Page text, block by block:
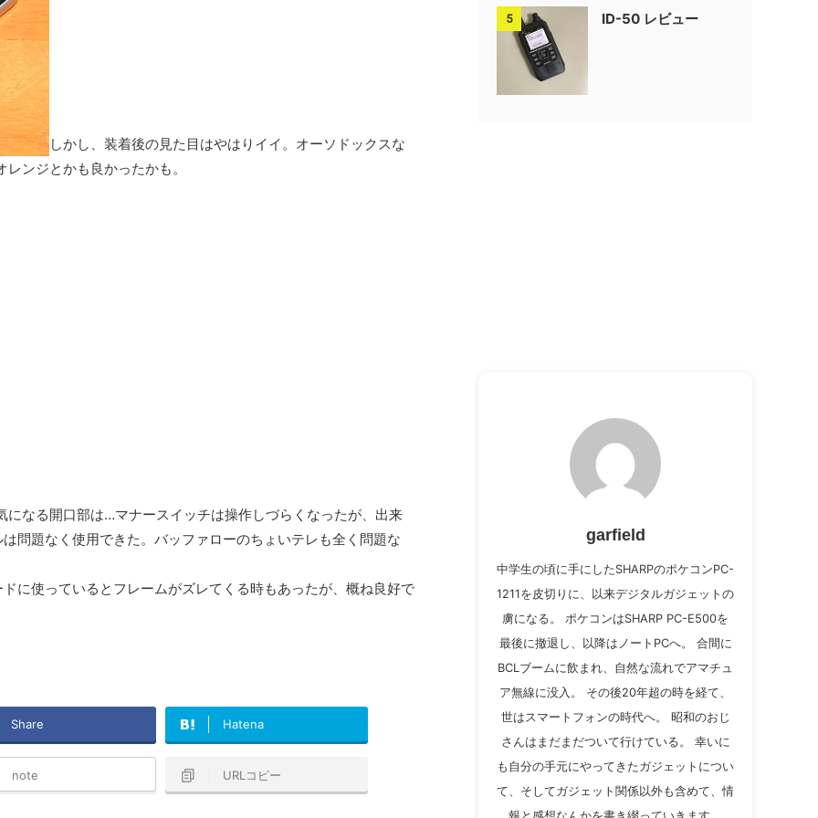
しかし、装着後の見た目はやはりイイ。オーソドックスな
ンジとかも良かったかも。
になる開口部は…マナースイッチは操作しづらくなったが、出来
問題なく使用できた。バッファローのちょいテレも全く問題な
に使っているとフレームがズレてくる時もあったが、概ね良好で
Share Hatena
note URLコピー
5 ID-50 レビュー
garfield
中学生の頃に手にしたSHARPのポケコンPC-
1211を皮切りに、以来デジタルガジェットの
虜になる。 ポケコンはSHARP PC-E500を
最後に撤退し、以降はノートPCへ。 合間に
BCLブームに飲まれ、自然な流れでアマチュ
ア無線に没入。 その後20年超の時を経て、
世はスマートフォンの時代へ。 昭和のおじ
さんはまだまだついて行けている。 幸いに
も自分の手元にやってきたガジェットについ
て、そしてガジェット関係以外も含めて、情